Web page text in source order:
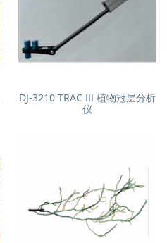
DJ-3210 TRAC Ⅲ 植物冠层分析
仪